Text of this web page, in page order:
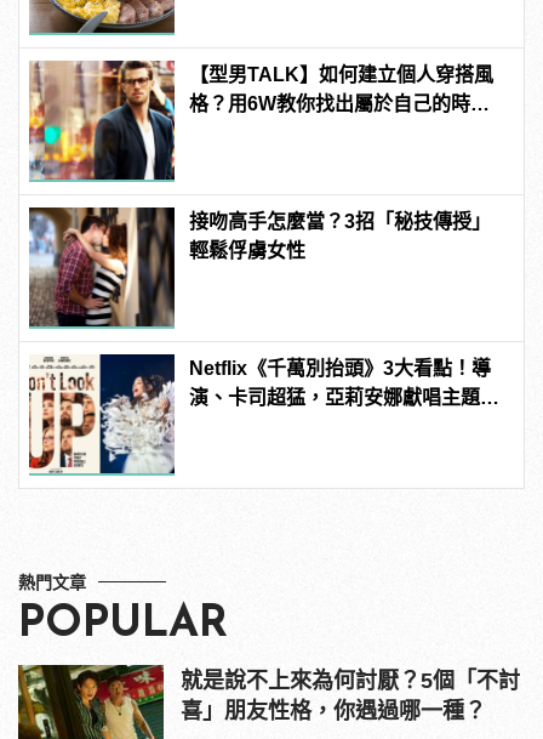
【型男TALK】如何建立個人穿搭風
格？用6W教你找出屬於自己的時尚
接吻高手怎麼當？3招「秘技傳授」
輕鬆俘虜女性
Netflix《千萬別抬頭》3大看點！導
演、卡司超猛，亞莉安娜獻唱主題
熱門文章
POPULAR
就是說不上來為何討厭？5個「不討
喜」朋友性格，你遇過哪一種？